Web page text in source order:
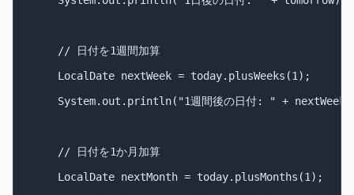
    // 日付を1週間加算
    LocalDate nextWeek = today.plusWeeks(1);
System.out.println("1週間後の日付: " +
    // 日付を1か月加算
    LocalDate nextMonth = today.plusMonths(1);